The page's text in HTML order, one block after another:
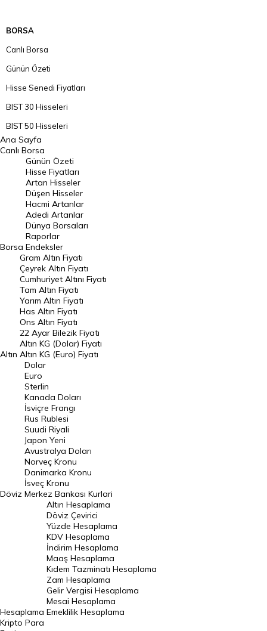
BORSA
Canlı Borsa
Günün Özeti
Hisse Senedi Fiyatları
BIST 30 Hisseleri
BIST 50 Hisseleri
BIST 100 Hisseleri
En Çok Artan Hisseler
En Çok Düşen Hisseler
Hacmi Artanlar
Geçmiş Kapanışlar
Dünya Borsaları
Raporlar
Endeksler
DÖVİZ
Döviz Kuru
Dolar Kuru
Euro Kuru
Pound Kuru
Frank Kuru
Riyal Kuru
Avustralya Doları
Danimarka Kronu Kuru
Kanada Doları Kuru
Norveç Kronu Kuru
İsveç Kronu Kuru
Japon Yeni Kuru
Serbest Piyasa Döviz Kurları
Merkez Bankası Döviz Kurları
Altın Fiyatları
Ana Sayfa
Canlı Borsa
Borsa
Günün Özeti
Hisse Fiyatları
Artan Hisseler
Düşen Hisseler
Hacmi Artanlar
Adedi Artanlar
Dünya Borsaları
Raporlar
Endeksler
Altın
Gram Altın Fiyatı
Çeyrek Altın Fiyatı
Cumhuriyet Altını Fiyatı
Tam Altın Fiyatı
Yarım Altın Fiyatı
Has Altın Fiyatı
Ons Altın Fiyatı
22 Ayar Bilezik Fiyatı
Altın KG (Dolar) Fiyatı
Altın KG (Euro) Fiyatı
Döviz
Dolar
Euro
Sterlin
Kanada Doları
İsviçre Frangı
Rus Rublesi
Suudi Riyali
Japon Yeni
Avustralya Doları
Norveç Kronu
Danimarka Kronu
İsveç Kronu
Merkez Bankası Kurlari
Hesaplama
Altın Hesaplama
Döviz Çevirici
Yüzde Hesaplama
KDV Hesaplama
İndirim Hesaplama
Maaş Hesaplama
Kıdem Tazminatı Hesaplama
Zam Hesaplama
Gelir Vergisi Hesaplama
Mesai Hesaplama
Emeklilik Hesaplama
Kripto Para